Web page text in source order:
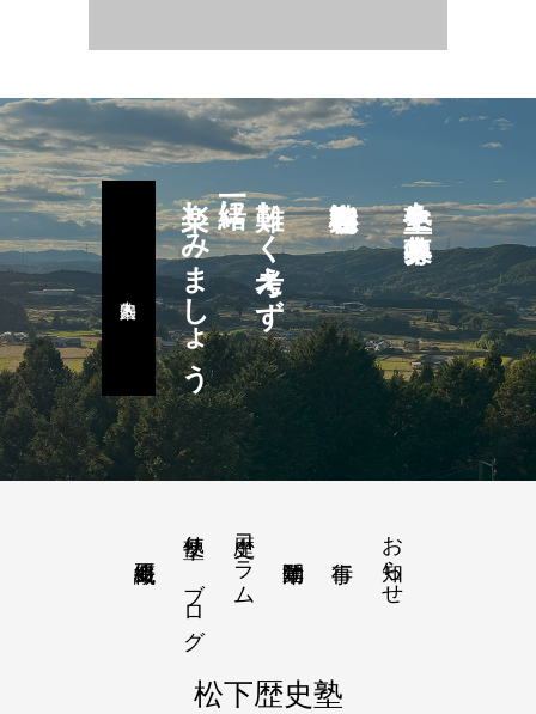
塾生を募集中
難しく考えず
一緒に
楽しみましょう
お知らせ
歴史コラム
塾便り－ブログ
松下歴史塾